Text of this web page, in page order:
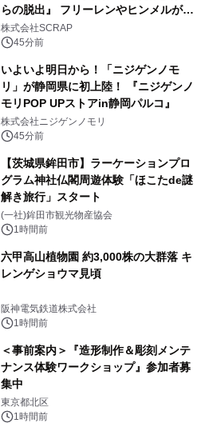
らの脱出』 フリーレンやヒンメルが武
器を手に魔族を見据える描き下ろしメ
インビジュアル公開
株式会社SCRAP
45分前
いよいよ明日から！「ニジゲンノモ
リ」が静岡県に初上陸！ 『ニジゲンノ
モリPOP UPストアin静岡パルコ』
株式会社ニジゲンノモリ
45分前
【茨城県鉾田市】ラーケーションプロ
グラム神社仏閣周遊体験「ほこたde謎
解き旅行」スタート
(一社)鉾田市観光物産協会
1時間前
六甲高山植物園 約3,000株の大群落 キ
レンゲショウマ見頃
阪神電気鉄道株式会社
1時間前
＜事前案内＞『造形制作＆彫刻メンテ
ナンス体験ワークショップ』参加者募
集中
東京都北区
1時間前